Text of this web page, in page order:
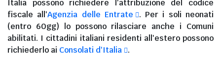
Italia possono richiedere l'attribuzione del codice
fiscale all'Agenzia delle Entrate
. Per i soli neonati
(entro 60gg) lo possono rilasciare anche i Comuni
abilitati. I cittadini italiani residenti all'esteropossono
richiederlo ai Consolati d'Italia .